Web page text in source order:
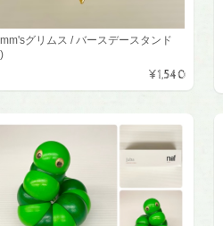
グリムス / バースデースタンド
¥1,540